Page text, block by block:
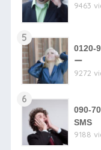
9463
5
0120-
ー
9272
6
090-
SMS
9188